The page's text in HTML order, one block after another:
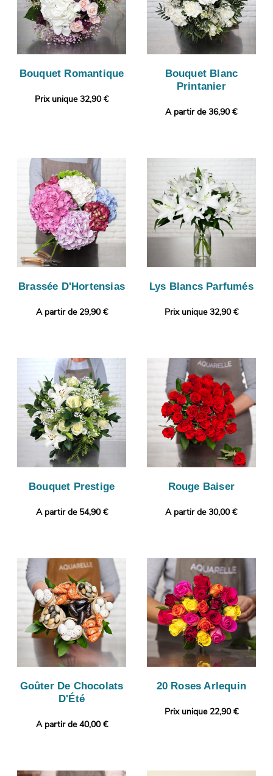
Bouquet Romantique
Prix unique 32,90 €
Bouquet Blanc
Printanier
A partir de 36,90 €
Brassée D'Hortensias
A partir de 29,90 €
Lys Blancs Parfumés
Prix unique 32,90 €
Bouquet Prestige
A partir de 54,90 €
Rouge Baiser
A partir de 30,00 €
Goûter De Chocolats
D'Été
A partir de 40,00 €
20 Roses Arlequin
Prix unique 22,90 €